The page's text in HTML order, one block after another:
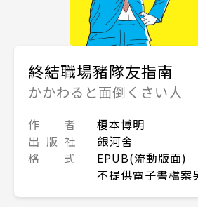
終結職場豬隊友指南
かかわると面倒くさい人
作 者
榎本博明
出 版 社
銀河舍
格 式
EPUB(流動版面)
不提供電子書檔案